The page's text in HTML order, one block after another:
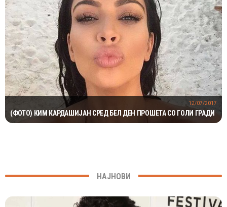
(ФОТО) КИМ КАРДАШИЈАН СРЕД БЕЛ ДЕН ПРОШЕТА СО ГОЛИ ГРАДИ
12/07/2017
НАЈНОВИ